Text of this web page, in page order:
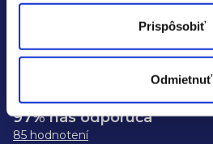
Prispôsobiť
Odmietnuť
97% nás odporúča
85 hodnotení